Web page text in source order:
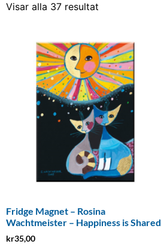
Visar alla 37 resultat
Fridge Magnet – Rosina
Wachtmeister – Happiness is Shared
kr35,00